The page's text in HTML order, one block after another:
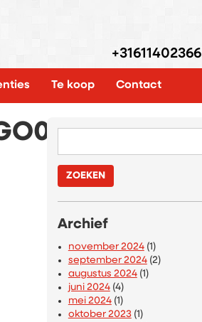
+31611402366
Te koop Contact
Archief
november 2024(1)
september 2024(2)
augustus 2024(1)
juni 2024(4)
mei 2024(1)
oktober 2023(1)